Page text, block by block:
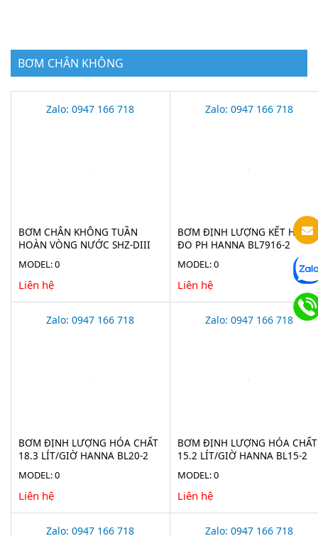
BƠM CHÂN KHÔNG
Zalo: 0947 166 718
BƠM CHÂN KHÔNG TUẦN
HOÀN VÒNG NƯỚC SHZ-DIII
MODEL: 0
Liên hệ
Zalo: 0947 166 718
BƠM ĐỊNH LƯỢNG KẾT HỢP
ĐO PH HANNA BL7916-2
MODEL: 0
Liên hệ
Zalo: 0947 166 718
BƠM ĐỊNH LƯỢNG HÓA CHẤT
18.3 LÍT/GIỜ HANNA BL20-2
MODEL: 0
Liên hệ
Zalo: 0947 166 718
BƠM ĐỊNH LƯỢNG HÓA CHẤT
15.2 LÍT/GIỜ HANNA BL15-2
MODEL: 0
Liên hệ
Zalo: 0947 166 718 Zalo: 0947 166 718